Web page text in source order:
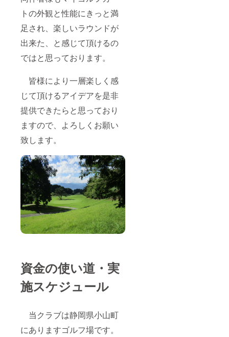
トの外観と性能にきっと満
足され、楽しいラウンドが
出来た、と感じて頂けるの
ではと思っております。
皆様により一層楽しく感
じて頂けるアイデアを是非
提供できたらと思っており
ますので、よろしくお願い
致します。
資金の使い道・実
施スケジュール
当クラブは静岡県小山町
にありますゴルフ場です。